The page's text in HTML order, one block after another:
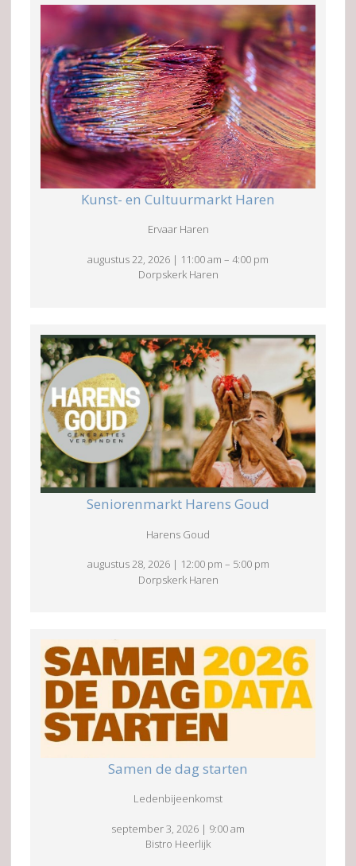
Kunst- en Cultuurmarkt Haren
Ervaar Haren
augustus 22, 2026 | 11:00 am – 4:00 pm
Dorpskerk Haren
Seniorenmarkt Harens Goud
Harens Goud
augustus 28, 2026 | 12:00 pm – 5:00 pm
Dorpskerk Haren
Samen de dag starten
Ledenbijeenkomst
september 3, 2026 | 9:00 am
Bistro Heerlijk